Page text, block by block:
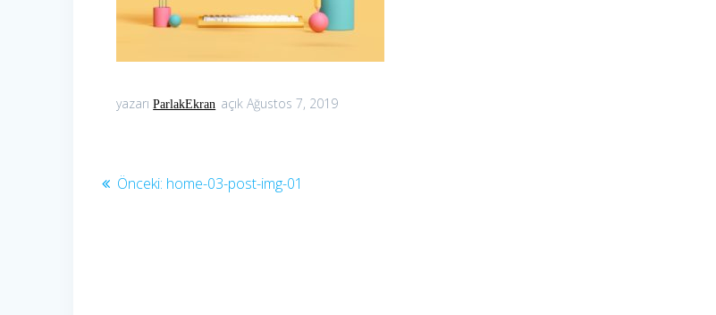
yazarıParlakEkran açık Ağustos 7, 2019
YazıÖnceki: Önceki
home-03-post-img-01